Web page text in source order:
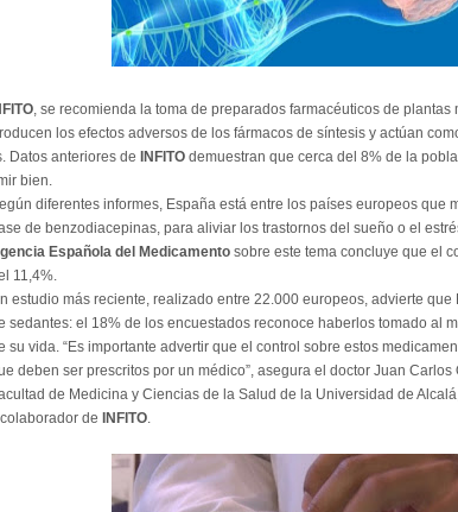
, se recomienda la toma de preparados farmacéuticos de
los efectos adversos de los fármacos de síntesis y actúan
Datos anteriores de
INFITO demuestran que cerca del 8% de la
bien.
diferentes informes, España está entre los países europeos que
de benzodiacepinas, para aliviar los trastornos del sueño o el
Española del Medicamento sobre este tema concluye que el
11,4%.
estudio más reciente, realizado entre 22.000 europeos, advierte
sedantes: el 18% de los encuestados reconoce haberlos tomado al
su vida. “Es importante advertir que el control sobre estos
deben ser prescritos por un médico”, asegura el doctor Juan Carlos
de Medicina y Ciencias de la Salud de la Universidad de
de
INFITO.